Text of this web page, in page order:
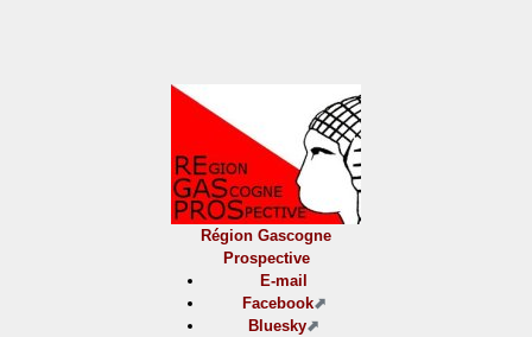
Région Gascogne
Prospective
E-mail
Facebook
Bluesky